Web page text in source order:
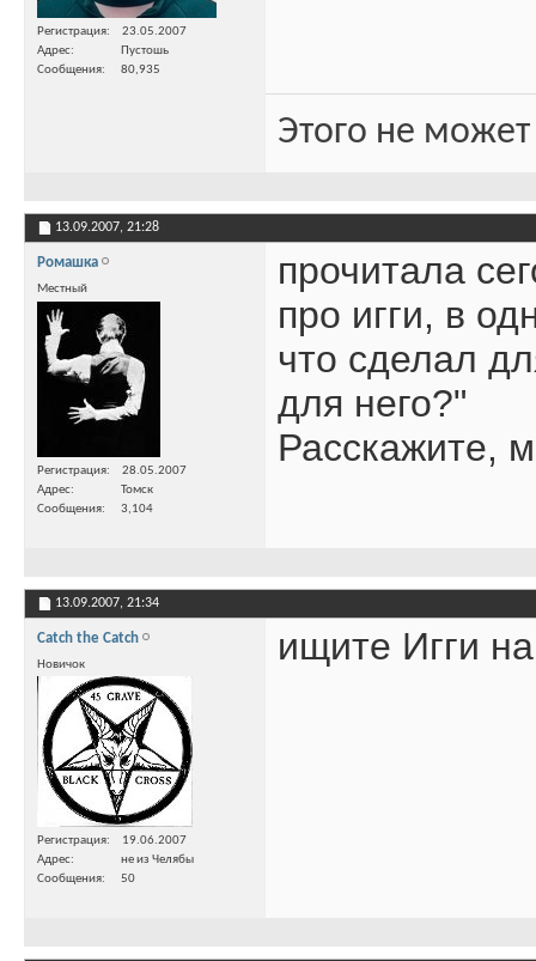
Регистрация
23.05.2007
Адрес
Пустошь
Сообщения
80,935
Этого не
13.09.2007, 21:28
Ромашка
Местный
Регистрация
28.05.2007
Адрес
Томск
Сообщения
3,104
прочитала
про игги, в
что сделал
для него?"
Расскажите,
13.09.2007, 21:34
Catch the Catch
Новичок
Регистрация
19.06.2007
Адрес
не из Челябы
Сообщения
50
ищите Игги